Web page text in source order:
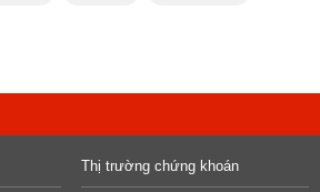
Thị trường chứng khoán